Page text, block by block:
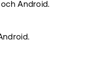
Android.